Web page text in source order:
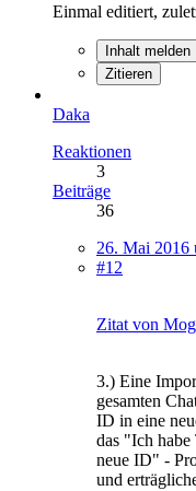
Einmal editiert,
Inhalt melden
Zitieren
Daka
Reaktionen
3
Beiträge
36
26. Mai 2016
#12
Zitat von
3.) Eine
gesamten
ID in eine
das "Ich habe
neue ID" -
und